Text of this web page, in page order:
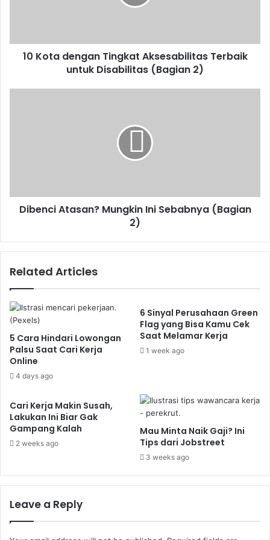
(Bagian
10 Kota dengan Tingkat Aksesabilitas Terbaik
untuk Disabilitas (Bagian 2)
Dibenci Atasan? Mungkin Ini Sebabnya (Bagian
2)
Related Articles
5 Cara Hindari Lowongan
Palsu Saat Cari Kerja
Online
4 days ago
6 Sinyal Perusahaan Green
Flag yang Bisa Kamu Cek
Saat Melamar Kerja
1 week ago
Cari Kerja Makin Susah,
Lakukan Ini Biar Gak
Gampang Kalah
2 weeks ago
Mau Minta Naik Gaji? Ini
Tips dari Jobstreet
3 weeks ago
Leave a Reply